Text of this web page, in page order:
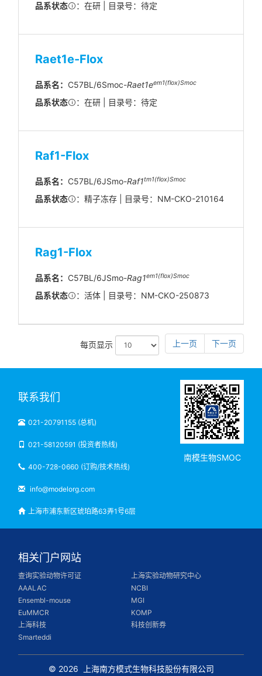
品系状态 ：在研 | 目录号：待定
Raet1e-Flox
品系名： C57BL/6Smoc-Raet1eem1(flox)Smoc
品系状态 ：在研 | 目录号：待定
Raf1-Flox
品系名： C57BL/6JSmo-Raf1tm1(flox)Smoc
品系状态 ：精子冻存 | 目录号：NM-CKO-210164
Rag1-Flox
品系名： C57BL/6JSmo-Rag1em1(flox)Smoc
品系状态 ：活体 | 目录号：NM-CKO-250873
每页显示 上一页 下一页
联系我们
021-20791155 (总机)
021-58120591 (投资者热线)
400-728-0660 (订购/技术热线)
info@modelorg.com
上海市浦东新区琥珀路63弄1号6层
南模生物SMOC
相关门户网站
查询实验动物许可证
上海实验动物研究中心
AAALAC
NCBI
Ensembl-mouse
MGI
EuMMCR
KOMP
上海科技
科技创新券
Smarteddi
© 2026 上海南方模式生物科技股份有限公司